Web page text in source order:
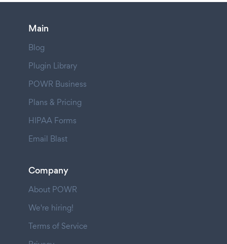
Main
Blog
Plugin Library
POWR Business
Plans & Pricing
HIPAA Forms
Email Blast
Company
About POWR
We're hiring!
Terms of Service